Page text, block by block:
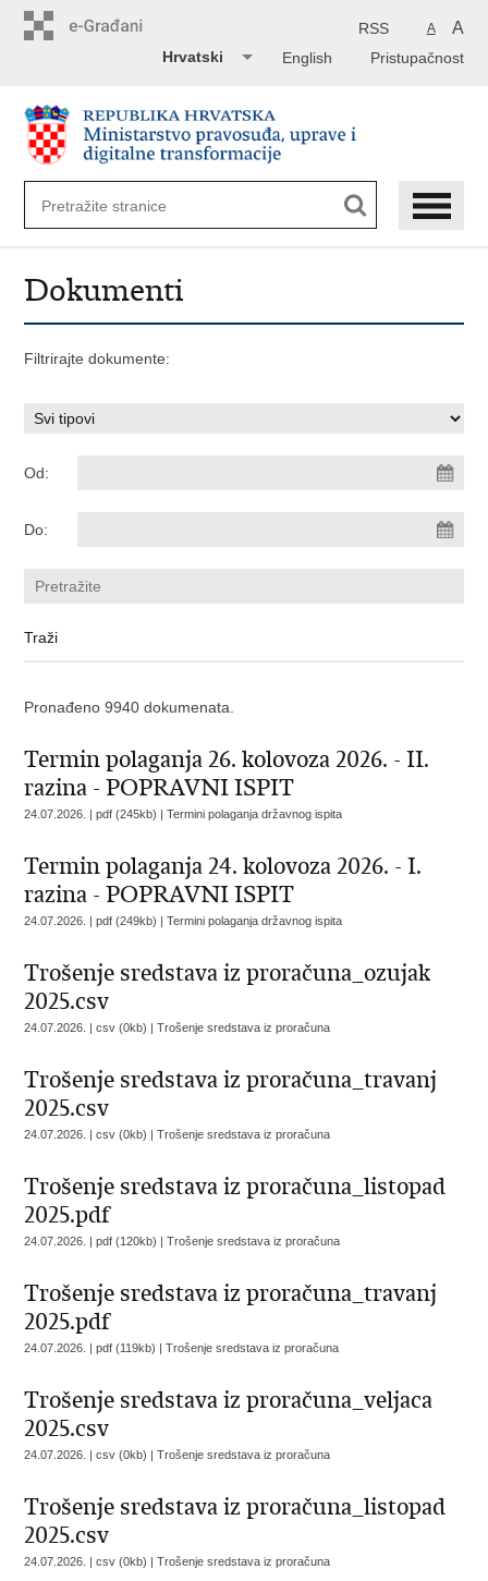
A A
RSS
Pristupačnost
English
Hrvatski
Dokumenti
Filtrirajte dokumente:
Od:
Do:
Pronađeno 9940 dokumenata.
Termin polaganja 26. kolovoza 2026. - II.
razina - POPRAVNI ISPIT
24.07.2026. | pdf (245kb) |Termini polaganja državnog ispita
Termin polaganja 24. kolovoza 2026. - I.
razina - POPRAVNI ISPIT
24.07.2026. | pdf (249kb) |Termini polaganja državnog ispita
Trošenje sredstava iz proračuna_ozujak
2025.csv
24.07.2026. | csv (0kb) |Trošenje sredstava iz proračuna
Trošenje sredstava iz proračuna_travanj
2025.csv
24.07.2026. | csv (0kb) |Trošenje sredstava iz proračuna
Trošenje sredstava iz proračuna_listopad
2025.pdf
24.07.2026. | pdf (120kb) |Trošenje sredstava iz proračuna
Trošenje sredstava iz proračuna_travanj
2025.pdf
24.07.2026. | pdf (119kb) |Trošenje sredstava iz proračuna
Trošenje sredstava iz proračuna_veljaca
2025.csv
24.07.2026. | csv (0kb) |Trošenje sredstava iz proračuna
Trošenje sredstava iz proračuna_listopad
2025.csv
24.07.2026. | csv (0kb) |Trošenje sredstava iz proračuna